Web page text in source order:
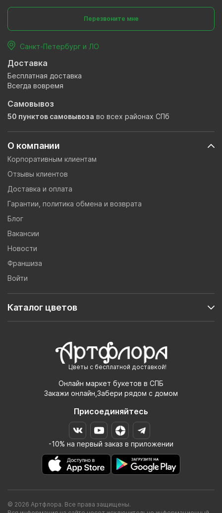
Цветы с бесплатной доставкой!
Онлайн маркет букетов в СПБ
Закажи онлайн,Забери рядом с домом
Присоединяйтесь
-10% на первый заказ в приложении
О компании
Корпоративным клиентам
Отзывы клиентов
Доставка и оплата
Гарантии, политика обмена и возврата
Блог
Вакансии
Новости
Франшиза
Войти
Каталог цветов
Перезвоните мне
Санкт-Петербург и ЛО
Доставка
Бесплатная доставка
Всегда вовремя
Самовывоз
50 пунктов самовывоза во всех районах СПб
© 2026 Артфлора. Все права защищены.